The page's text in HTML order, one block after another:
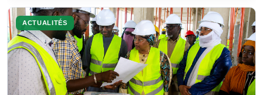
ACTUALITÉS